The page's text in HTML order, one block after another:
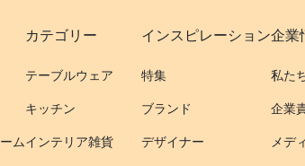
ム
カテゴリー
テーブルウェア
キッチン
インテリア雑貨
インスピレーション
特集
ブランド
デザイナー
企業
私た
企業
メデ